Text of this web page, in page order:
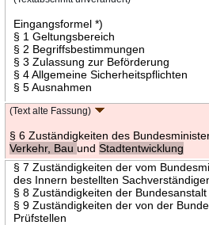
Eingangsformel *)
§ 1 Geltungsbereich
§ 2 Begriffsbestimmungen
§ 3 Zulassung zur Beförderung
§ 4 Allgemeine Sicherheitspflichten
§ 5 Ausnahmen
(Text alte Fassung)
§ 6 Zuständigkeiten des
Verkehr, BauundStadtentwicklung
§ 7 Zuständigkeiten der vom
des Innern bestellten
§ 8 Zuständigkeiten der
§ 9 Zuständigkeiten der von der
Prüfstellen